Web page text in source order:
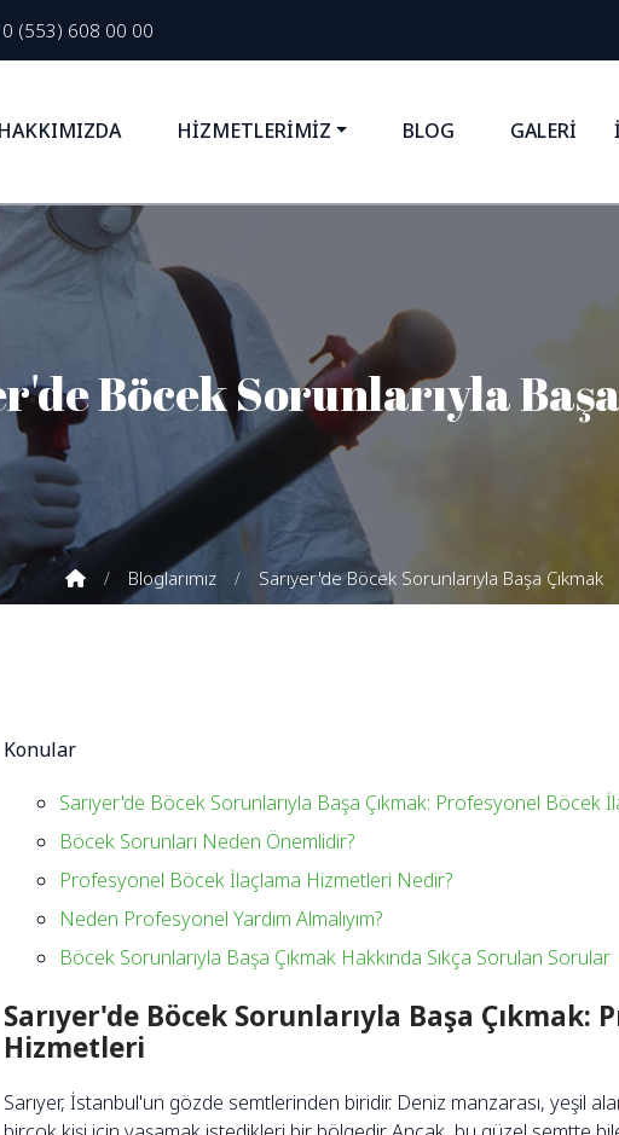
0 (553) 608 00 00
HAKKIMIZDA HİZMETLERİMİZ BLOG GALERİ
Böcek Sorunlarıyla
Bloglarımız Sarıyer'de Böcek Sorunlarıyla Başa Çıkmak
Konular
Sarıyer'de Böcek Sorunlarıyla Başa Çıkmak: Profesyonel Böcek
Böcek Sorunları Neden Önemlidir?
Profesyonel Böcek İlaçlama Hizmetleri Nedir?
Neden Profesyonel Yardım Almalıyım?
Böcek Sorunlarıyla Başa Çıkmak Hakkında Sıkça Sorulan Sorular
Sarıyer'de Böcek Sorunlarıyla Başa
Hizmetleri
Sarıyer, İstanbul'un gözde semtlerinden biridir. Deniz manzarası, yeşil